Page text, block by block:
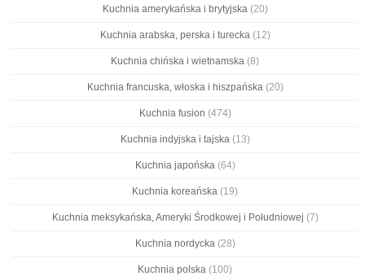
Kuchnia amerykańska i brytyjska(20)
Kuchnia arabska, perska i turecka(12)
Kuchnia chińska i wietnamska (8)
Kuchnia francuska, włoska i hiszpańska(20)
Kuchnia fusion (474)
Kuchnia indyjska i tajska(13)
Kuchnia japońska(64)
Kuchnia koreańska (19)
Kuchnia meksykańska, Ameryki Środkowej i Południowej (7)
Kuchnia nordycka(28)
Kuchnia polska (100)